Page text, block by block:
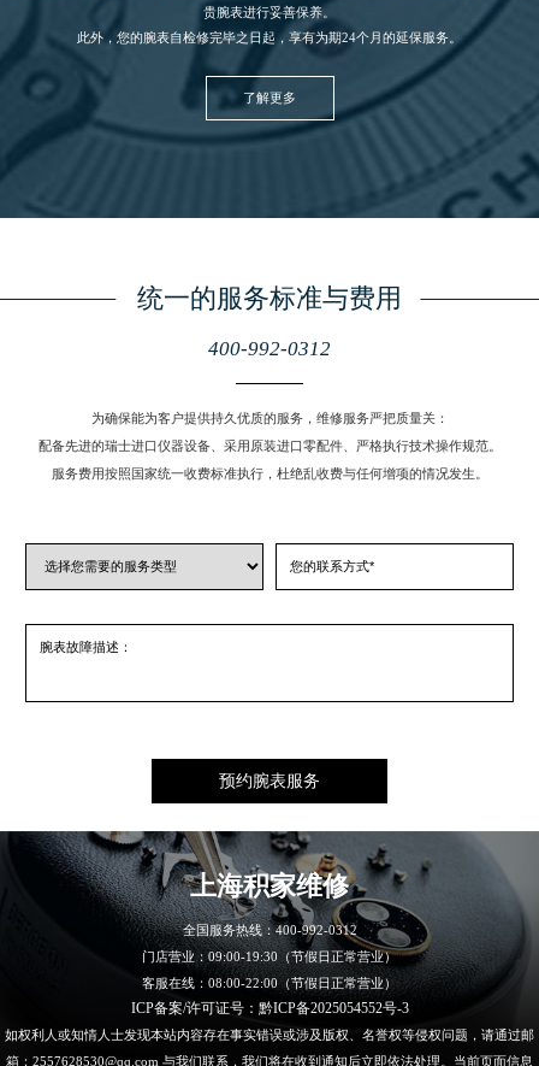
贵腕表进行妥善保养。
此外，您的腕表自检修完毕之日起，享有为期24个月的延保服务。
了解更多
统一的服务标准与费用
400-992-0312
为确保能为客户提供持久优质的服务，维修服务严把质量关：
配备先进的瑞士进口仪器设备、采用原装进口零配件、严格执行技术操作规范。
服务费用按照国家统一收费标准执行，杜绝乱收费与任何增项的情况发生。
上海积家维修
全国服务热线：400-992-0312
门店营业：09:00-19:30（节假日正常营业）
客服在线：08:00-22:00（节假日正常营业）
ICP备案/许可证号：黔ICP备2025054552号-3
如权利人或知情人士发现本站内容存在事实错误或涉及版权、名誉权等侵权问题，请通过邮
箱：2557628530@qq.com 与我们联系，我们将在收到通知后立即依法处理。当前页面信息